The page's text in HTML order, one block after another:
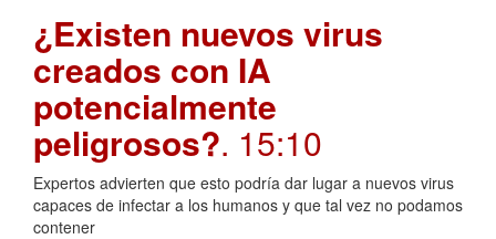
¿Existen nuevos virus
creados con IA
potencialmente
peligrosos?. 15:10
Expertos advierten que esto podría dar lugar a nuevos virus
capaces de infectar a los humanos y que tal vez no podamos
contener